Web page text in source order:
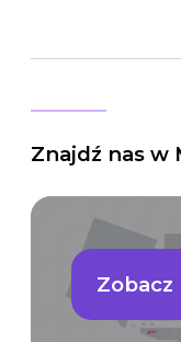
Znajdź nas w